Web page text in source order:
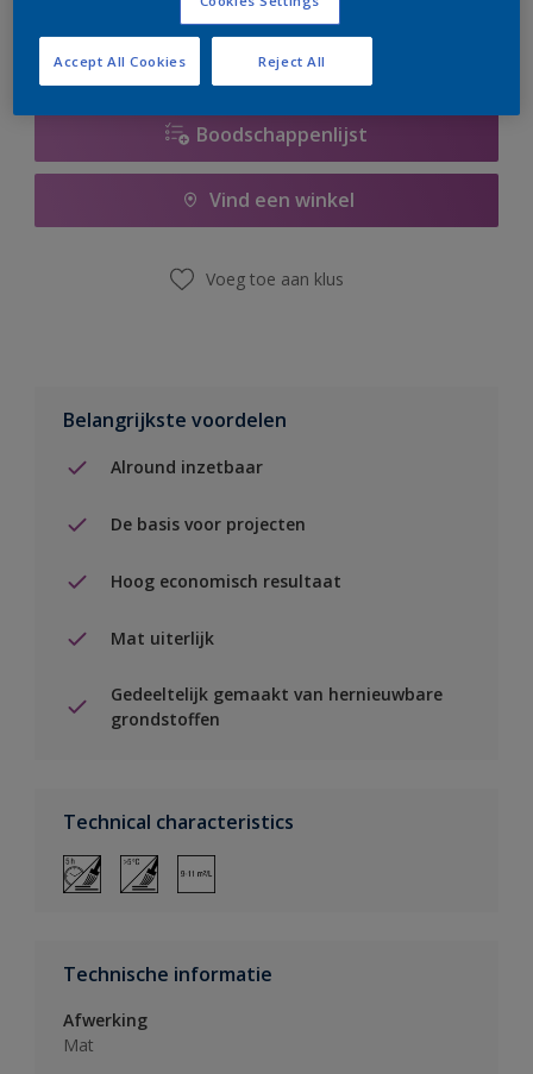
Boodschappenlijst
Vind een winkel
Voeg toe aan klus
Belangrijkste voordelen
Alround inzetbaar
De basis voor projecten
Hoog economisch resultaat
Mat uiterlijk
Gedeeltelijk gemaakt van hernieuwbare
grondstoffen
Technical characteristics
Technische informatie
Afwerking
Mat
Reject All
Accept All Cookies